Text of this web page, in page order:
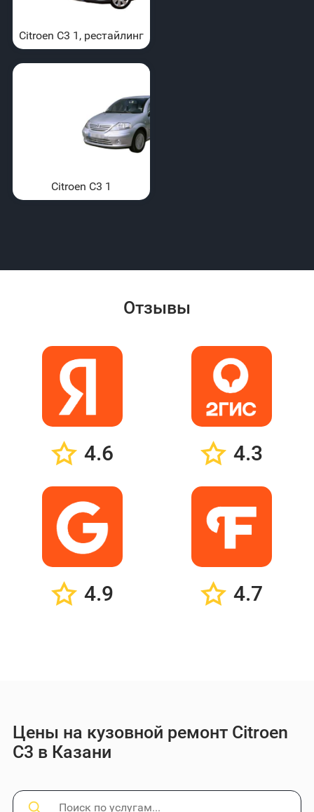
Citroen C3 1, рестайлинг
Citroen C3 1
Отзывы
4.6 4.3
4.9 4.7
Цены на кузовной ремонт Citroen
C3 в Казани